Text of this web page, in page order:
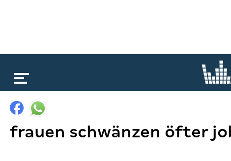
frauen schwänzen öfter